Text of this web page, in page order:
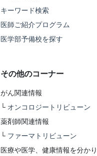
キーワード検索
医師ご紹介プログラム
医学部予備校を探す
その他のコーナー
がん関連情報
└ オンコロジートリビューン
薬剤師関連情報
└ ファーマトリビューン
医療や医学、健康情報を分か